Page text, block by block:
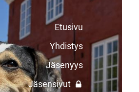
Etusivu
Yhdistys
Jäsenyys
Jäsensivut